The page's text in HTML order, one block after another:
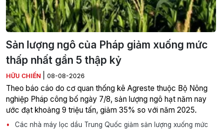
Sản lượng ngô của Pháp giảm xuống mức
thấp nhất gần 5 thập kỷ
HỮU CHIẾN 08-08-2026
Theo báo cáo do cơ quan thống kê Agreste thuộc Bộ Nông
nghiệp Pháp công bố ngày 7/8, sản lượng ngô hạt năm nay
ước đạt khoảng 9 triệu tấn, giảm 35% so với năm 2025.
Các nhà máy lọc dầu Trung Quốc giảm sản lượng xuống mức